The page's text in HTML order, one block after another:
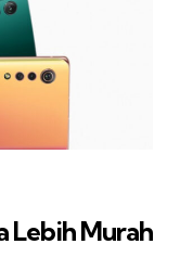
Lebih Murah